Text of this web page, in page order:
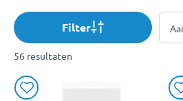
Filter
56 resultaten